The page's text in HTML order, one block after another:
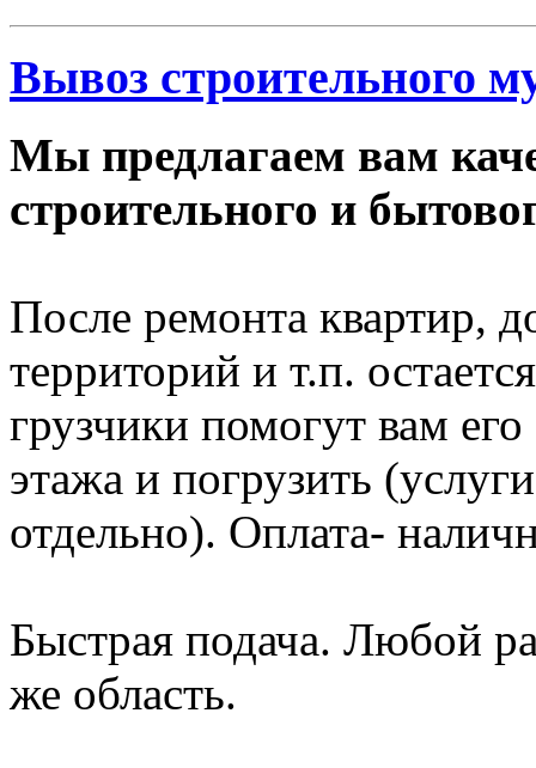
Вывоз строительного
Мы предлагаем вам
строительного и
После ремонта квартир,
территорий и т.п.
грузчики помогут вам его
этажа и погрузить
отдельно). Оплата-
Быстрая подача. Любой
же область.